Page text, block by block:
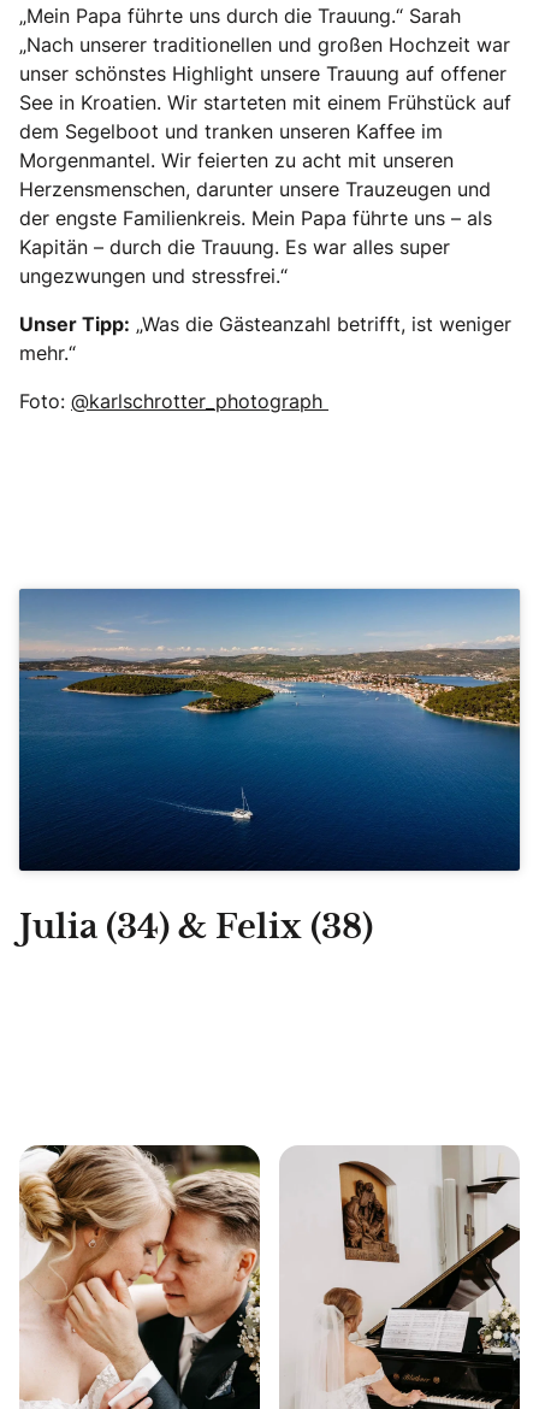
„Mein Papa führte uns durch die Trauung.“ Sarah
„Nach unserer traditionellen und großen Hochzeit war
unser schönstes Highlight unsere Trauung auf offener
See in Kroatien. Wir starteten mit einem Frühstück auf
dem Segelboot und tranken unseren Kaffee im
Morgenmantel. Wir feierten zu acht mit unseren
Herzensmenschen, darunter unsere Trauzeugen und
der engste Familienkreis. Mein Papa führte uns – als
Kapitän – durch die Trauung. Es war alles super
ungezwungen und stressfrei.“
Unser Tipp: „Was die Gästeanzahl betrifft, ist weniger
mehr.“
Foto: @karlschrotter_photograph
Julia (34) & Felix (38)